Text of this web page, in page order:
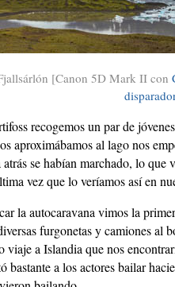
[Canon 5D Mark II con
recogemos un par de
aproximábamos al lago nos
se habían marchado, lo
vez que lo veríamos así en
la autocaravana vimos la
furgonetas y camiones al
viaje a Islandia que nos
bastante a los actores bailar